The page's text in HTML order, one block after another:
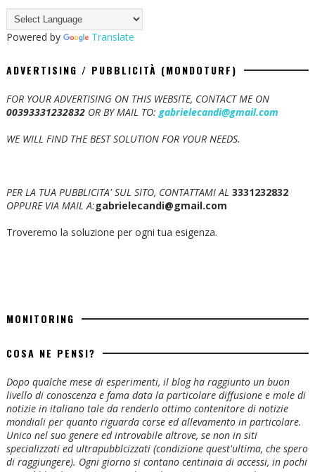
Powered by Translate
ADVERTISING / PUBBLICITÀ (MONDOTURF)
FOR YOUR ADVERTISING ON THIS WEBSITE, CONTACT ME ON
00393331232832OR BY MAIL TO:gabrielecandi@gmail.com
WE WILL FIND THE BEST SOLUTION FOR YOUR NEEDS.
PER LA TUA PUBBLICITA' SUL SITO, CONTATTAMI AL 3331232832
OPPURE VIA MAIL A:gabrielecandi@gmail.com
Troveremo la soluzione per ogni tua esigenza.
MONITORING
COSA NE PENSI?
Dopo qualche mese di esperimenti, il blog ha raggiunto un buon
livello di conoscenza e fama data la particolare diffusione e mole di
notizie in italiano tale da renderlo ottimo contenitore di notizie
mondiali per quanto riguarda corse ed allevamento in particolare.
Unico nel suo genere ed introvabile altrove, se non in siti
specializzati ed ultrapubblcizzati (condizione quest'ultima, che spero
di raggiungere). Ogni giorno si contano centinaia di accessi, in pochi